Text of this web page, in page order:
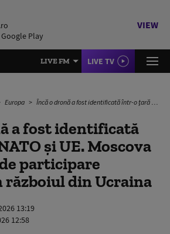
Google Play
VIEW
LIVE FM LIVE TV
Europa Încă o dronă a fost identificată într-o țară NATO și UE. Moscova acuză Riga de participare indirectă în războiul din Ucraina
a fost identificată
și UE. Moscova
participare
din Ucraina
13:19
12:58